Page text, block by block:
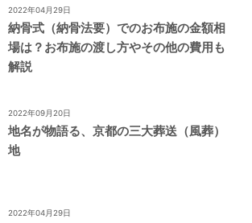
2022年04月29日
納骨式（納骨法要）でのお布施の金額相
場は？お布施の渡し方やその他の費用も
解説
2022年09月20日
地名が物語る、京都の三大葬送（風葬）
地
2022年04月29日